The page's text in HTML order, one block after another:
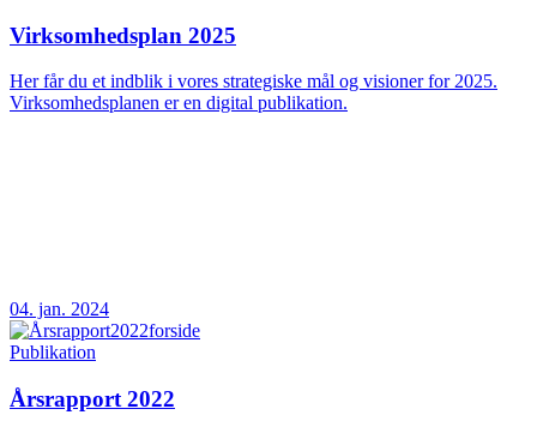
Virksomhedsplan 2025
Her får du et indblik i vores strategiske mål og visioner for 2025.
Virksomhedsplanen er en digital publikation.
04. jan. 2024
Publikation
Årsrapport 2022